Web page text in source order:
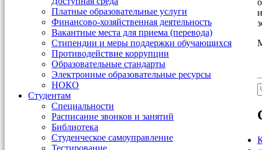
Платные образовательные услуги
Финансово-хозяйственная деятельность
Вакантные места для приема (перевода)
Стипендии и меры поддержки обучающихся
Противодействие коррупции
Образовательные стандарты
Электронные образовательные ресурсы
НОКО
Студентам
Специальности
Расписание звонков и занятий
Библиотека
Студенческое самоуправление
Тестирование